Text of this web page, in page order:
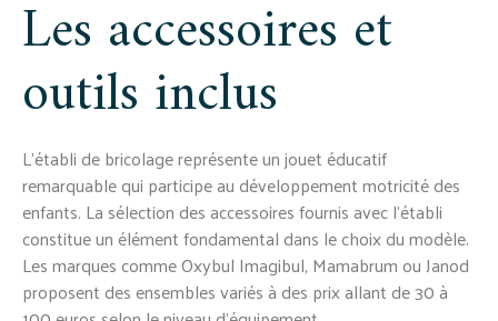
Les accessoires et
outils inclus
L'établi de bricolage représente un jouet éducatif
remarquable qui participe au développement motricité des
enfants. La sélection des accessoires fournis avec l'établi
constitue un élément fondamental dans le choix du modèle.
Les marques comme Oxybul Imagibul, Mamabrum ou Janod
proposent des ensembles variés à des prix allant de 30 à